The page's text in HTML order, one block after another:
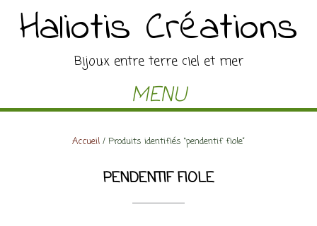
Haliotis Créations
Bijoux entre terre ciel et mer
MENU
Accueil / Produits identifiés “pendentif fiole”
PENDENTIF FIOLE